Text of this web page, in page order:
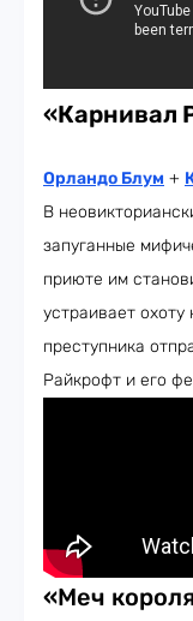
«Карнивал
Орландо Блум +
В
запуганные
приюте им
устраивает
преступника
Райкрофт и его
«Меч